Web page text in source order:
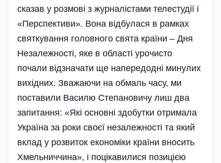
сказав у розмові з журналістами телестудії і
«Перспективи». Вона відбулася в рамках
святкування головного свята країни – Дня
Незалежності, яке в області урочисто
почали відзначати ще напередодні минулих
вихідних. Зважаючи на обмаль часу, ми
поставили Василю Степановичу лиш два
запитання: «Які основні здобутки отримала
Україна за роки своєї незалежності та який
вклад у розвиток економіки країни вносить
Хмельниччина», і поцікавилися позицією